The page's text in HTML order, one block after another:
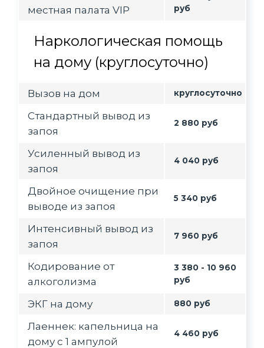
местная палата VIP
руб
Наркологическая помощь
на дому (круглосуточно)
Вызов на дом круглосуточно
Стандартный вывод из
запоя
2 880 руб
Усиленный вывод из
запоя
4 040 руб
Двойное очищение при
выводе из запоя
5 340 руб
Интенсивный вывод из
запоя
7 960 руб
Кодирование от
алкоголизма
3 380 - 10 960
руб
ЭКГ на дому 880 руб
Лаеннек: капельница на
дому с 1 ампулой
4 460 руб